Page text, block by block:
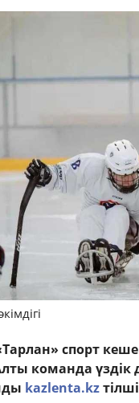
спорт
команда
kazlenta.kz